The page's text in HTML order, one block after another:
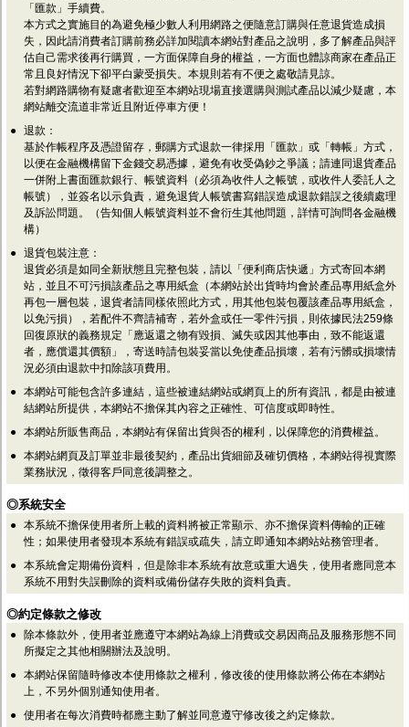
「匯款」手續費。
本方式之實施目的為避免極少數人利用網路之便隨意訂購與任意退貨造成損
失，因此請消費者訂購前務必詳加閱讀本網站對產品之說明，多了解產品與評
估自己需求後再行購買，一方面保障自身的權益，一方面也體諒商家在產品正
常且良好情況下卻平白蒙受損失。本規則若有不便之處敬請見諒。
若對網路購物有疑慮者歡迎至本網站現場直接選購與測試產品以減少疑慮，本
網站離交流道非常近且附近停車方便！
● 退款：
基於作帳程序及憑證留存，郵購方式退款一律採用「匯款」或「轉帳」方式，
以便在金融機構留下金錢交易憑據，避免有收受偽鈔之爭議；請連同退貨產品
一併附上書面匯款銀行、帳號資料（必須為收件人之帳號，或收件人委託人之
帳號），並簽名以示負責，避免退貨人帳號書寫錯誤造成退款錯誤之後續處理
及訴訟問題。（告知個人帳號資料並不會衍生其他問題，詳情可詢問各金融機
構）
● 退貨包裝注意：
退貨必須是如同全新狀態且完整包裝，請以「便利商店快遞」方式寄回本網
站，並且不可污損該產品之專用紙盒（本網站於出貨時均會於產品專用紙盒外
再包一層包裝，退貨者請同樣依照此方式，用其他包裝包覆該產品專用紙盒，
以免污損），若配件不齊請補寄，若外盒或任一零件污損，則依據民法259條
回復原狀的義務規定「應返還之物有毀損、滅失或因其他事由，致不能返還
者，應償還其價額」，寄送時請包裝妥當以免使產品損壞，若有污髒或損壞情
況必須由退款中扣除該項費用。
● 本網站可能包含許多連結，這些被連結網站或網頁上的所有資訊，都是由被連
結網站所提供，本網站不擔保其內容之正確性、可信度或即時性。
● 本網站所販售商品，本網站有保留出貨與否的權利，以保障您的消費權益。
● 本網站網頁及訂單並非最後契約，產品出貨細節及確切價格，本網站得視實際
業務狀況，徵得客戶同意後調整之。
◎系統安全
● 本系統不擔保使用者所上載的資料將被正常顯示、亦不擔保資料傳輸的正確
性；如果使用者發現本系統有錯誤或疏失，請立即通知本網站站務管理者。
● 本系統會定期備份資料，但是除非本系統有故意或重大過失，使用者應同意本
系統不用對失誤刪除的資料或備份儲存失敗的資料負責。
◎約定條款之修改
●
除本條款外，使用者並應遵守本網站為線上消費或交易因商品及服務形態不同
所擬定之其他相關辦法及說明。
● 本網站保留隨時修改本使用條款之權利，修改後的使用條款將公佈在本網站
上，不另外個別通知使用者。
● 使用者在每次消費時都應主動了解並同意遵守修改後之約定條款。